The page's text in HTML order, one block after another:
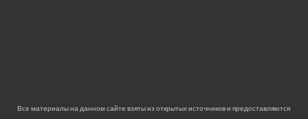
Все материалы на данном сайте взяты из открытых источников и предоставляются